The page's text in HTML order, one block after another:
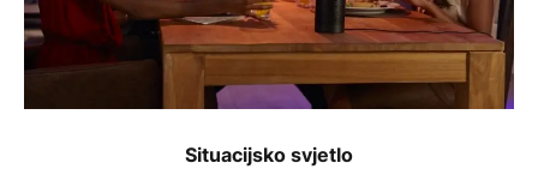
Situacijsko svjetlo